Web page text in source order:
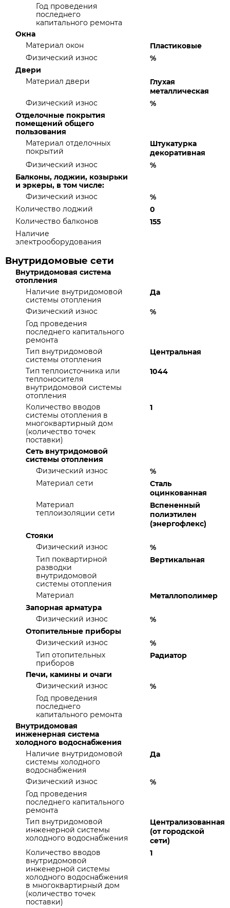
Год проведения
последнего
капитального ремонта
Окна
Материал окон
Пластиковые
Физический износ
%
Двери
Материал двери
Глухая
металлическая
Физический износ
%
Отделочные покрытия
помещений общего
пользования
Материал отделочных
покрытий
Штукатурка
декоративная
Физический износ
%
Балконы, лоджии, козырьки
и эркеры, в том числе:
Физический износ
%
Количество лоджий
0
Количество балконов
155
Наличие
электрооборудования
Внутридомовые сети
Внутридомовая система
отопления
Наличие внутридомовой
системы отопления
Да
Физический износ
%
Год проведения
последнего капитального
ремонта
Тип внутридомовой
системы отопления
Центральная
Тип теплоисточника или
теплоносителя
внутридомовой системы
отопления
1044
Количество вводов
системы отопления в
многоквартирный дом
(количество точек
поставки)
1
Сеть внутридомовой
системы отопления
Физический износ
%
Материал сети
Сталь
оцинкованная
Материал
теплоизоляции сети
Вспененный
полиэтилен
(энергофлекс)
Стояки
Физический износ
%
Тип поквартирной
разводки
внутридомовой
системы отопления
Вертикальная
Материал
Металлополимер
Запорная арматура
Физический износ
%
Отопительные приборы
Физический износ
%
Тип отопительных
приборов
Радиатор
Печи, камины и очаги
Физический износ
%
Год проведения
последнего
капитального ремонта
Внутридомовая
инженерная система
холодного водоснабжения
Наличие внутридомовой
системы холодного
водоснабжения
Да
Физический износ
%
Год проведения
последнего капитального
ремонта
Тип внутридомовой
инженерной системы
холодного водоснабжения
Централизованная
(от городской
сети)
Количество вводов
внутридомовой
инженерной системы
холодного водоснабжения
в многоквартирный дом
(количество точек
поставки)
1